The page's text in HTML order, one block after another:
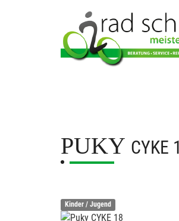
PUKY CYKE
Kinder / Jugend